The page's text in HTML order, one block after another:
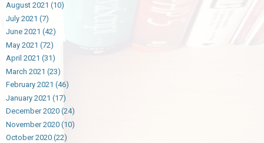
August 2021 (10)
July 2021 (7)
June 2021 (42)
May 2021 (72)
April 2021 (31)
March 2021 (23)
February 2021 (46)
January 2021 (17)
December 2020 (24)
November 2020 (10)
October 2020 (22)